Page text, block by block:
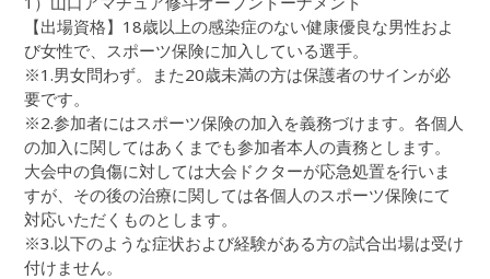
【出場資格】18歳以上の感染症のない健康優良な男性およ
び女性で、スポーツ保険に加入している選手。
※1.男女問わず。また20歳未満の方は保護者のサインが必
要です。
※2.参加者にはスポーツ保険の加入を義務づけます。各個人
の加入に関してはあくまでも参加者本人の責務とします。
大会中の負傷に対しては大会ドクターが応急処置を行いま
すが、その後の治療に関しては各個人のスポーツ保険にて
対応いただくものとします。
※3.以下のような症状および経験がある方の試合出場は受け
付けません。